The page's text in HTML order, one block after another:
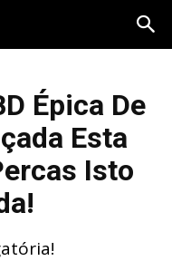
Épica De
Esta
Isto